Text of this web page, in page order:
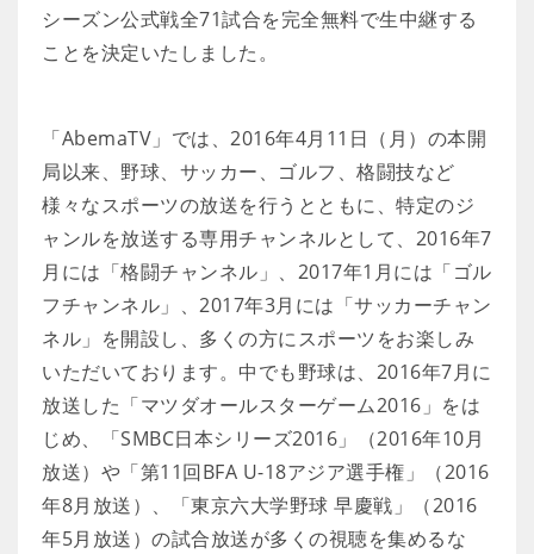
シーズン公式戦全71試合を完全無料で生中継する
ことを決定いたしました。
「AbemaTV」では、2016年4月11日（月）の本開
局以来、野球、サッカー、ゴルフ、格闘技など
様々なスポーツの放送を行うとともに、特定のジ
ャンルを放送する専用チャンネルとして、2016年7
月には「格闘チャンネル」、2017年1月には「ゴル
フチャンネル」、2017年3月には「サッカーチャン
ネル」を開設し、多くの方にスポーツをお楽しみ
いただいております。中でも野球は、2016年7月に
放送した「マツダオールスターゲーム2016」をは
じめ、「SMBC日本シリーズ2016」（2016年10月
放送）や「第11回BFA U-18アジア選手権」（2016
年8月放送）、「東京六大学野球 早慶戦」（2016
年5月放送）の試合放送が多くの視聴を集めるな